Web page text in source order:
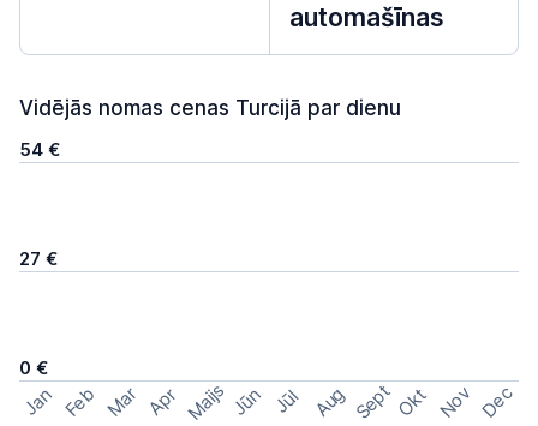
automašīnas
Vidējās nomas cenas Turcijā par dienu
54 €
27 €
0 €
Jan Feb Mar Apr Maijs Jūn Jūl Aug Sept Okt Nov Dec